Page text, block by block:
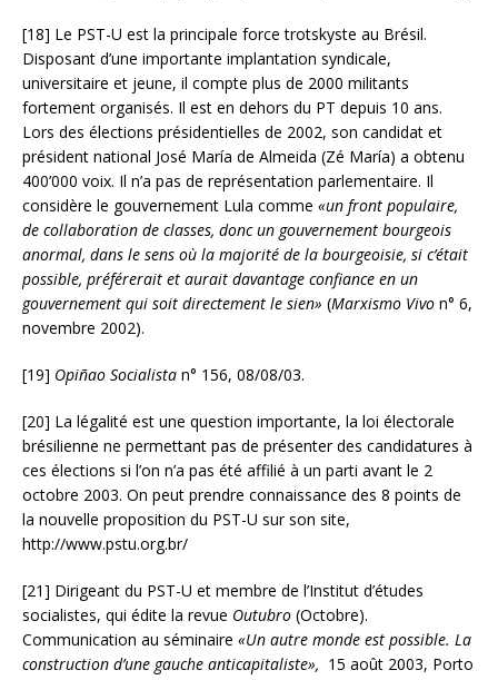
[18] Le PST-U est la principale force trotskyste au Brésil.
Disposant d’une importante implantation syndicale,
universitaire et jeune, il compte plus de 2000 militants
fortement organisés. Il est en dehors du PT depuis 10 ans.
Lors des élections présidentielles de 2002, son candidat et
président national José María de Almeida (Zé María) a obtenu
400’000 voix. Il n’a pas de représentation parlementaire. Il
considère le gouvernement Lula comme «un front populaire,
de collaboration de classes, donc un gouvernement bourgeois
anormal, dans le sens où la majorité de la bourgeoisie, si c’était
possible, préférerait et aurait davantage confiance en un
gouvernement qui soit directement le sien» (Marxismo Vivo n° 6,
novembre 2002).
[19] Opiñao Socialista n° 156, 08/08/03.
[20] La légalité est une question importante, la loi électorale
brésilienne ne permettant pas de présenter des candidatures à
ces élections si l’on n’a pas été affilié à un parti avant le 2
octobre 2003. On peut prendre connaissance des 8 points de
la nouvelle proposition du PST-U sur son site,
http://www.pstu.org.br/
[21] Dirigeant du PST-U et membre de l’Institut d’études
socialistes, qui édite la revue Outubro (Octobre).
Communication au séminaire «Un autre monde est possible. La
construction d’une gauche anticapitaliste», 15 août 2003, Porto